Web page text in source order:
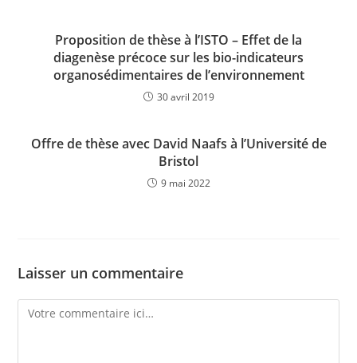
Proposition de thèse à l’ISTO – Effet de la
diagenèse précoce sur les bio-indicateurs
organosédimentaires de l’environnement
30 avril 2019
Offre de thèse avec David Naafs à l’Université de
Bristol
9 mai 2022
Laisser un commentaire